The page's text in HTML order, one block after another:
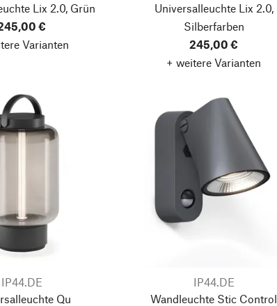
Lix 2.0, Grün
€
Varianten
Universalleuchte Lix 2.0,
Silberfarben
245,00 €
+ weitere Varianten
IP44.DE
Qu
IP44.DE
Wandleuchte Stic Control